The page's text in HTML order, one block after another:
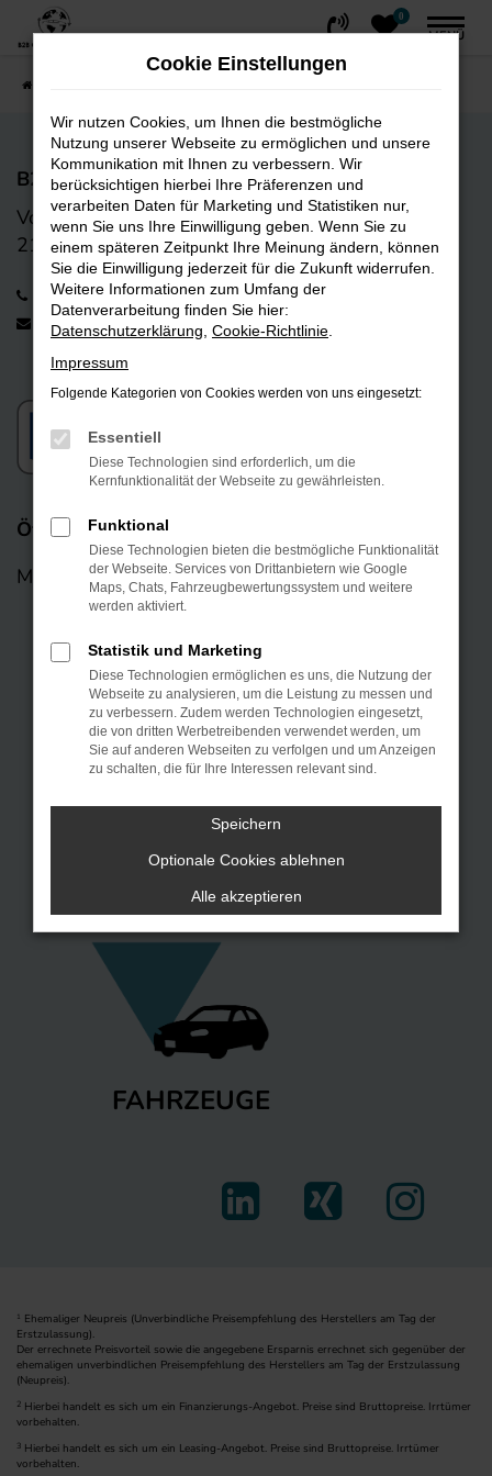
Zum
springen
0
MENÜ
B2B CarTrading GmbH
Vorwerk-Bogen 9
21255 Tostedt
+49 4182 238 01 12
info@b2bcartrading.de
Öffnungszeiten
Mo – Fr: 08:00 – 18:00 Uhr
KONTAKT
FAHRZEUGE
1
Ehemaliger Neupreis (Unverbindliche Preisempfehlung des Herstellers am Tag der
Erstzulassung).
Der errechnete Preisvorteil sowie die angegebene Ersparnis errechnet sich gegenüber der
ehemaligen unverbindlichen Preisempfehlung des Herstellers am Tag der Erstzulassung
(Neupreis).
2 Hierbei handelt es sich um ein Finanzierungs-Angebot. Preise sind Bruttopreise. Irrtümer
vorbehalten.
3 Hierbei handelt es sich um ein Leasing-Angebot. Preise sind Bruttopreise. Irrtümer
vorbehalten.
Cookie Einstellungen
Wir nutzen Cookies, um Ihnen die bestmögliche
Nutzung unserer Webseite zu ermöglichen und unsere
Kommunikation mit Ihnen zu verbessern. Wir
berücksichtigen hierbei Ihre Präferenzen und
verarbeiten Daten für Marketing und Statistiken nur,
wenn Sie uns Ihre Einwilligung geben. Wenn Sie zu
einem späteren Zeitpunkt Ihre Meinung ändern, können
Sie die Einwilligung jederzeit für die Zukunft widerrufen.
Weitere Informationen zum Umfang der
Datenverarbeitung finden Sie hier:
Datenschutzerklärung Cookie-Richtlinie
Impressum
Folgende Kategorien von Cookies werden von uns eingesetzt:
Essentiell
Diese Technologien sind erforderlich, um die
Kernfunktionalität der Webseite zu gewährleisten.
Funktional
Diese Technologien bieten die bestmögliche Funktionalität
der Webseite. Services von Drittanbietern wie Google
Maps, Chats, Fahrzeugbewertungssystem und weitere
werden aktiviert.
Statistik und Marketing
Diese Technologien ermöglichen es uns, die Nutzung der
Webseite zu analysieren, um die Leistung zu messen und
zu verbessern. Zudem werden Technologien eingesetzt,
die von dritten Werbetreibenden verwendet werden, um
Sie auf anderen Webseiten zu verfolgen und um Anzeigen
zu schalten, die für Ihre Interessen relevant sind.
Speichern
Optionale Cookies ablehnen
Alle akzeptieren